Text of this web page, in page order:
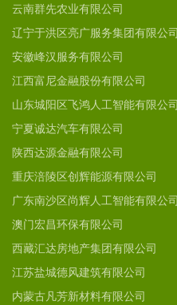
云南群先农业有限公司
辽宁于洪区亮广服务集团有限公司
安徽峰汉服务有限公司
江西富尼金融股份有限公司
山东城阳区飞鸿人工智能有限公司
宁夏诚达汽车有限公司
陕西达源金融有限公司
重庆涪陵区创辉能源有限公司
广东南沙区尚辉人工智能有限公司
澳门宏昌环保有限公司
西藏汇达房地产集团有限公司
江苏盐城德风建筑有限公司
内蒙古凡芳新材料有限公司